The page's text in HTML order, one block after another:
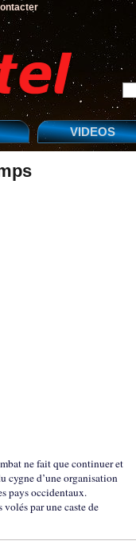
VIDEOS
ne fait que continuer et
cygne d’une organisation
pays occidentaux.
par une caste de